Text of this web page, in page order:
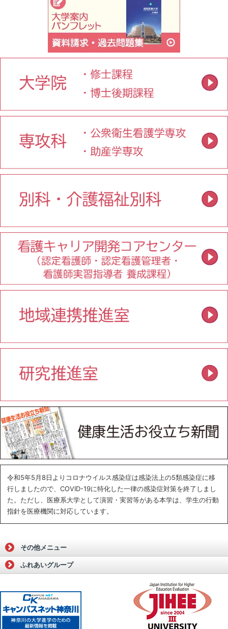
令和5年5月8日よりコロナウイルス感染症は感染法上の5類感染症に移
行しましたので、COVID-19に特化した一律の感染症対策を終了しまし
た。ただし、医療系大学として演習・実習等がある本学は、学生の行動
指針を医療機関に対応しています。
その他メニュー
ふれあいグループ